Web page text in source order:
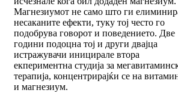
Магнезиумот не само што ги
несаканите ефекти, туку тој често го
подобрува говорот и поведението. Две
години подоцна тој и други двајца
истражувачи иницирале втора
екпериментна студија за
терапија, концентрирајќи се на
и магнезиум.